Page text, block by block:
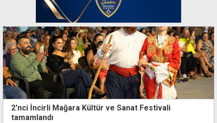
2'nci İncirli Mağara Kültür ve Sanat Festivali
tamamlandı